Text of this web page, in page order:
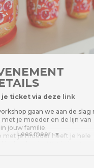
Lees meer
je ticket via deze link
gaan we aan de slag
met je moeder en de lijn van
jouw familie.
met je moeder heeft je hele